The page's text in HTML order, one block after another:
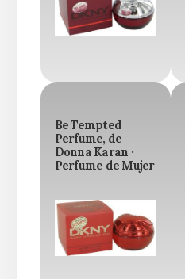
Be Tempted
Perfume, de
Donna Karan ·
Perfume de Mujer